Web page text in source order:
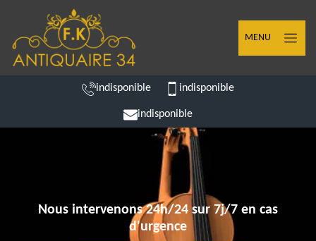
MENU
indisponible indisponible
indisponible
Nous intervenons 24h/24 sur 7j/7 en cas
d'urgence